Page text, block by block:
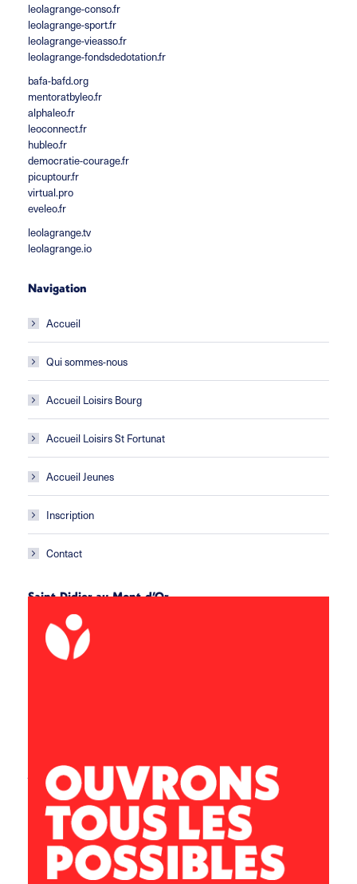
leolagrange-conso.fr
leolagrange-sport.fr
leolagrange-vieasso.fr
leolagrange-fondsdedotation.fr
bafa-bafd.org
mentoratbyleo.fr
alphaleo.fr
leoconnect.fr
hubleo.fr
democratie-courage.fr
picuptour.fr
virtual.pro
eveleo.fr
leolagrange.tv
leolagrange.io
Navigation
Accueil
Qui sommes-nous
Accueil Loisirs Bourg
Accueil Loisirs St Fortunat
Accueil Jeunes
Inscription
Contact
Saint-Didier-au-Mont-d’Or
Enfants école maternelle et CP-CE1-CE2
04 78 47 82 54
enfancestdidier@leolagrange.org
jeunessestdidier@leolagrange.org